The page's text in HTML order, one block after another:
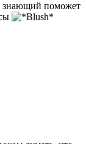
знающий поможет